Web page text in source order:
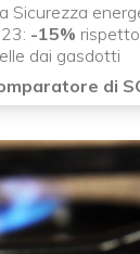
Sicurezza
-15%
dai gasdotti
di